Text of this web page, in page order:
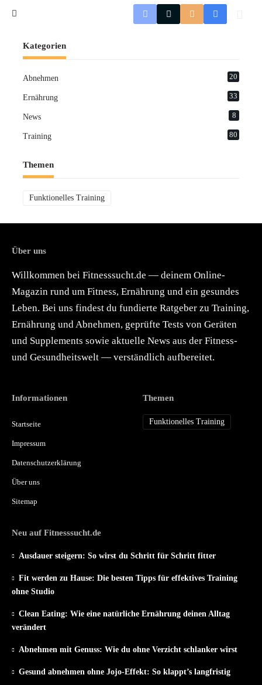
Kategorien
Abnehmen 20
Ernährung 33
News 8
Training 80
Themen
Funktionelles Training
Über uns
Willkommen bei Fitnesssucht.de — deinem Online-
Magazin rund um Fitness, Ernährung und ein gesundes
Leben. Bei uns findest du fundierte Ratgeber zu Training,
Ernährung und Abnehmen, geprüfte Tests von Geräten
und Supplements sowie aktuelle News aus der Fitness-
und Gesundheitswelt — verständlich aufbereitet.
Informationen
Startseite
Impressum
Datenschutzerklärung
Über uns
Sitemap
Themen
Funktionelles Training
Neu auf Fitnesssucht.de
Ausdauer steigern: So wirst du Schritt für Schritt fitter
Fit werden zu Hause: Die besten Tipps für effektives Training
ohne Studio
Clean Eating: Wie eine natürliche Ernährung deinen Alltag
verändert
Abnehmen mit Genuss: Wie du ohne Verzicht schlanker wirst
Gesund abnehmen ohne Jojo-Effekt: So klappt’s langfristig